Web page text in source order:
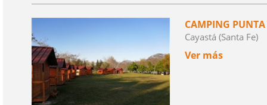
CAMPING
Cayastá (Santa Fe)
Ver más